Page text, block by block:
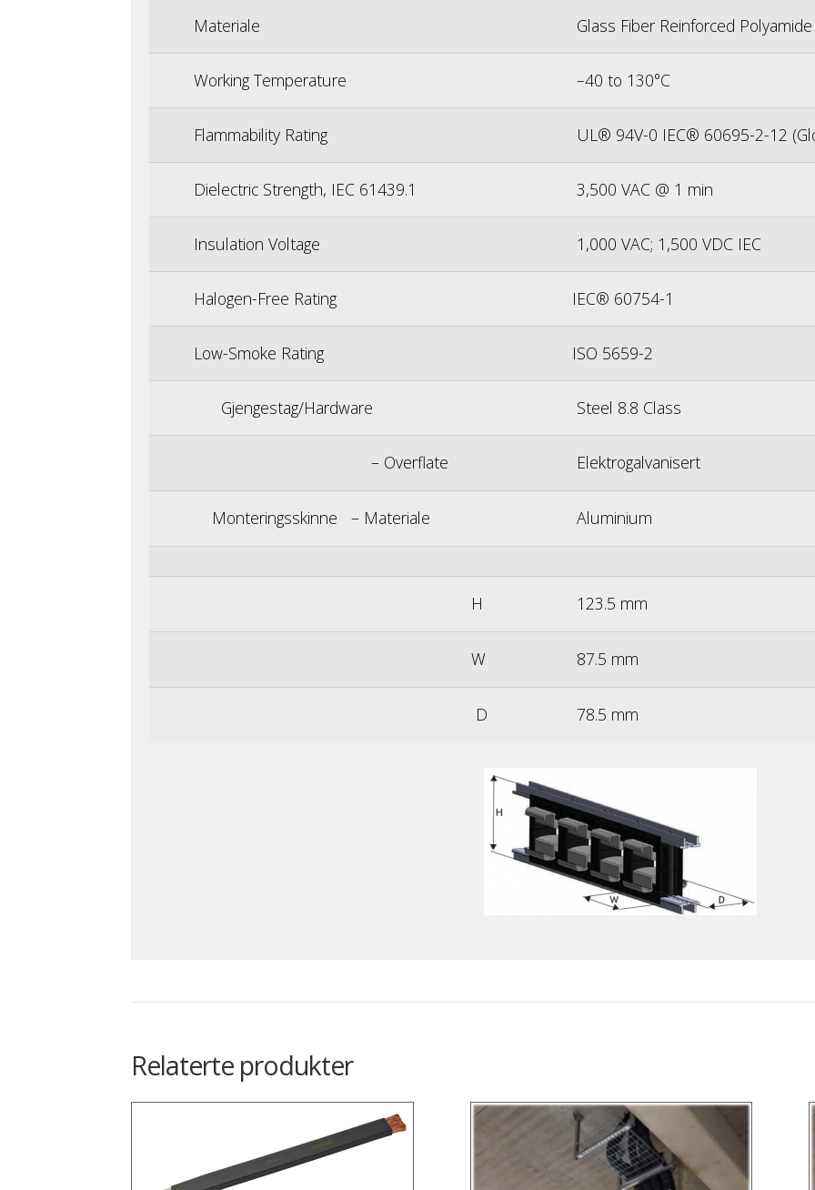
Materiale Glass Fiber Reinforced Polyamide
Working Temperature –40 to 130°C
Flammability Rating UL® 94V-0 IEC® 60695-2-12
Dielectric Strength, IEC 61439.1 3,500 VAC @ 1 min
Insulation Voltage 1,000 VAC; 1,500 VDC IEC
Halogen-Free Rating IEC® 60754-1
Low-Smoke Rating ISO 5659-2
Gjengestag/Hardware Steel 8.8 Class
– Overflate Elektrogalvanisert
Monteringsskinne – Materiale Aluminium
H 123.5 mm
W 87.5 mm
D 78.5 mm
Relaterte produkter